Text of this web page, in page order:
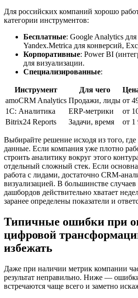
Для российских компаний хорошо
категории инструментов:
Бесплатные: Google Analytics
Yandex.Metrica для конверсий,
Корпоративные: Power BI
для визуализации.
Специализированные:
Инструмент Для чего
amoCRM Analytics Продажи, лиды от
1C: Аналитика
ERP-метрики
от
Bitrix24 Reports
Задачи, время от 1
Выбирайте решение исходя из того,
данные. Если компания уже плотно
строить аналитику вокруг этого
отдельный сложный стек. Если
работа с лидами, достаточно CRM-
визуализацией. В большинстве
дашбордов действительно хватает
заранее определены показатели и
Типичные ошибки при
цифровой
избежать
Даже при наличии метрик компании
результат неправильно. Ниже —
встречаются чаще всего и заметно